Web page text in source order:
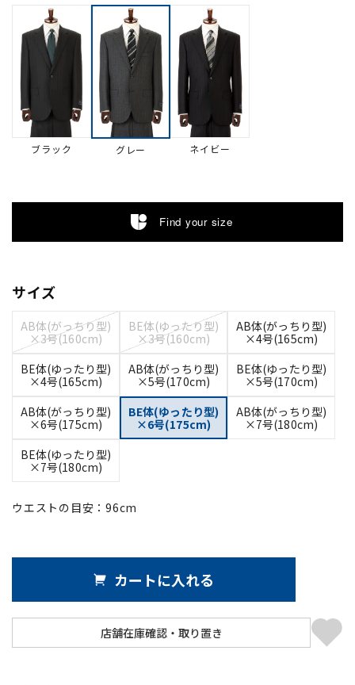
ブラック グレー ネイビー
Find your size
サイズ
AB体(がっちり型)
×3号(160cm)
BE体(ゆったり型)
×3号(160cm)
AB体(がっちり型)
×4号(165cm)
BE体(ゆったり型)
×4号(165cm)
AB体(がっちり型)
×5号(170cm)
BE体(ゆったり型)
×5号(170cm)
AB体(がっちり型)
×6号(175cm)
BE体(ゆったり型)
×6号(175cm)
AB体(がっちり型)
×7号(180cm)
BE体(ゆったり型)
×7号(180cm)
ウエストの目安：96cm
カートに入れる